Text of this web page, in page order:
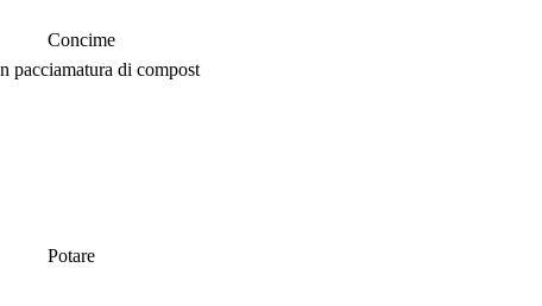
Concime
pacciamatura di compost
Potare